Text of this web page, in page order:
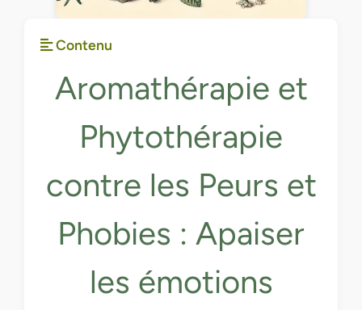
Contenu
Aromathérapie et
Phytothérapie
contre les Peurs et
Phobies : Apaiser
les émotions